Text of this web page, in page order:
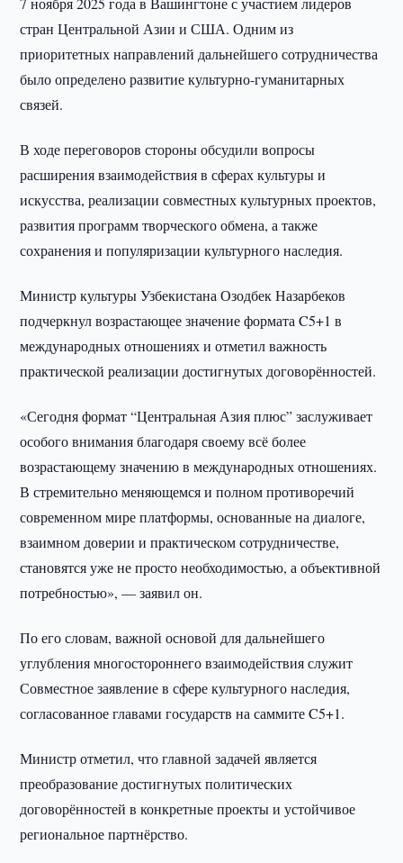
стран Центральной Азии и США. Одним из
приоритетных направлений дальнейшего сотрудничества
было определено развитие культурно-гуманитарных
связей.
В ходе переговоров стороны обсудили вопросы
расширения взаимодействия в сферах культуры и
искусства, реализации совместных культурных проектов,
развития программ творческого обмена, а также
сохранения и популяризации культурного наследия.
Министр культуры Узбекистана Озодбек Назарбеков
подчеркнул возрастающее значение формата C5+1 в
международных отношениях и отметил важность
практической реализации достигнутых договорённостей.
«Сегодня формат “Центральная Азия плюс” заслуживает
особого внимания благодаря своему всё более
возрастающему значению в международных отношениях.
В стремительно меняющемся и полном противоречий
современном мире платформы, основанные на диалоге,
взаимном доверии и практическом сотрудничестве,
становятся уже не просто необходимостью, а объективной
потребностью», — заявил он.
По его словам, важной основой для дальнейшего
углубления многостороннего взаимодействия служит
Совместное заявление в сфере культурного наследия,
согласованное главами государств на саммите C5+1.
Министр отметил, что главной задачей является
преобразование достигнутых политических
договорённостей в конкретные проекты и устойчивое
региональное партнёрство.